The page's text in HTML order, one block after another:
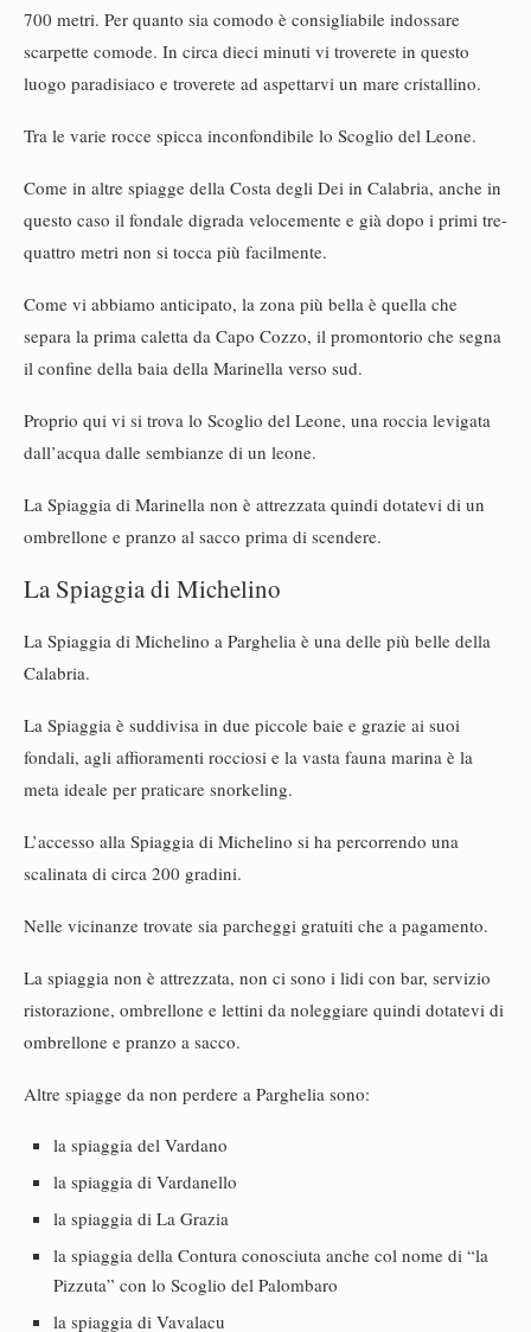
700 metri. Per quanto sia comodo è consigliabile indossare
scarpette comode. In circa dieci minuti vi troverete in questo
luogo paradisiaco e troverete ad aspettarvi un mare cristallino.
Tra le varie rocce spicca inconfondibile lo Scoglio del Leone.
Come in altre spiagge della Costa degli Dei in Calabria, anche in
questo caso il fondale digrada velocemente e già dopo i primi tre-
quattro metri non si tocca più facilmente.
Come vi abbiamo anticipato, la zona più bella è quella che
separa la prima caletta da Capo Cozzo, il promontorio che segna
il confine della baia della Marinella verso sud.
Proprio qui vi si trova lo Scoglio del Leone, una roccia levigata
dall’acqua dalle sembianze di un leone.
La Spiaggia di Marinella non è attrezzata quindi dotatevi di un
ombrellone e pranzo al sacco prima di scendere.
La Spiaggia di Michelino
La Spiaggia di Michelino a Parghelia è una delle più belle della
Calabria.
La Spiaggia è suddivisa in due piccole baie e grazie ai suoi
fondali, agli affioramenti rocciosi e la vasta fauna marina è la
meta ideale per praticare snorkeling.
L’accesso alla Spiaggia di Michelino si ha percorrendo una
scalinata di circa 200 gradini.
Nelle vicinanze trovate sia parcheggi gratuiti che a pagamento.
La spiaggia non è attrezzata, non ci sono i lidi con bar, servizio
ristorazione, ombrellone e lettini da noleggiare quindi dotatevi di
ombrellone e pranzo a sacco.
Altre spiagge da non perdere a Parghelia sono:
la spiaggia del Vardano
la spiaggia di Vardanello
la spiaggia di La Grazia
la spiaggia della Contura conosciuta anche col nome di “la
Pizzuta” con lo Scoglio del Palombaro
la spiaggia di Vavalacu